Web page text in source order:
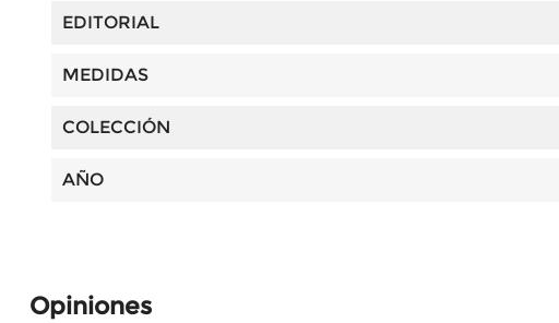
EDITORIAL
MEDIDAS
COLECCIÓN
AÑO
Opiniones